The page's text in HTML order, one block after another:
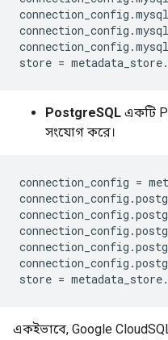
connection_config .mysql
connection_config .mysql
connection_config .mysql
store = metadata_store.
PostgreSQL একটি
সংযোগ করে।
connection_config =
connection_config .
connection_config .
connection_config .
connection_config .
connection_config .
store = metadata_store.
একইভাবে, Google